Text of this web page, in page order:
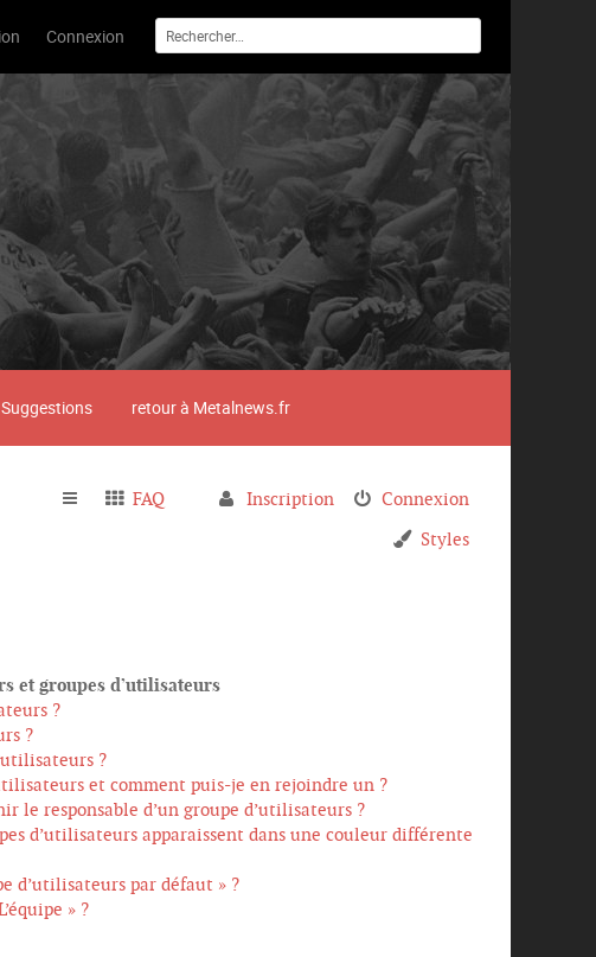
Connexion
retour à Metalnews.fr
FAQ Connexion
Inscription
Styles
et groupes d’utilisateurs
?
?
?
et comment puis-je en rejoindre un ?
le responsable d’un groupe d’utilisateurs ?
d’utilisateurs apparaissent dans une couleur différente
d’utilisateurs par défaut » ?
» ?